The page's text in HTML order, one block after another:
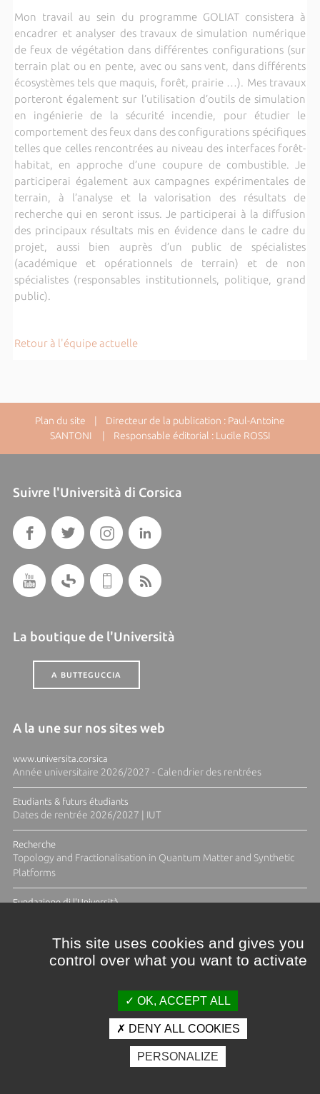
Mon travail au sein du programme GOLIAT consistera à
encadrer et analyser des travaux de simulation numérique
de feux de végétation dans différentes configurations (sur
terrain plat ou en pente, avec ou sans vent, dans différents
écosystèmes tels que maquis, forêt, prairie …). Mes travaux
porteront également sur l’utilisation d’outils de simulation
en ingénierie de la sécurité incendie, pour étudier le
comportement des feux dans des configurations spécifiques
telles que celles rencontrées au niveau des interfaces forêt-
habitat, en approche d’une coupure de combustible. Je
participerai également aux campagnes expérimentales de
terrain, à l’analyse et la valorisation des résultats de
recherche qui en seront issus. Je participerai à la diffusion
des principaux résultats mis en évidence dans le cadre du
projet, aussi bien auprès d’un public de spécialistes
(académique et opérationnels de terrain) et de non
spécialistes (responsables institutionnels, politique, grand
public).
Retour à l'équipe actuelle
Plan du site | Directeur de la publication : Paul-Antoine
SANTONI | Responsable éditorial : Lucile ROSSI
Suivre l'Università di Corsica
La boutique de l'Università
A BUTTEGUCCIA
A la une sur nos sites web
www.universita.corsica
Année universitaire 2026/2027 - Calendrier des rentrées
Etudiants & futurs étudiants
Dates de rentrée 2026/2027 | IUT
Recherche
Topology and Fractionalisation in Quantum Matter and Synthetic
Platforms
Fundazione di l'Università
Crédits et mentions légales
Espace presse
Photothèque
This site uses cookies and gives you
control over what you want to activate
OK, ACCEPT ALL
DENY ALL COOKIES
PERSONALIZE